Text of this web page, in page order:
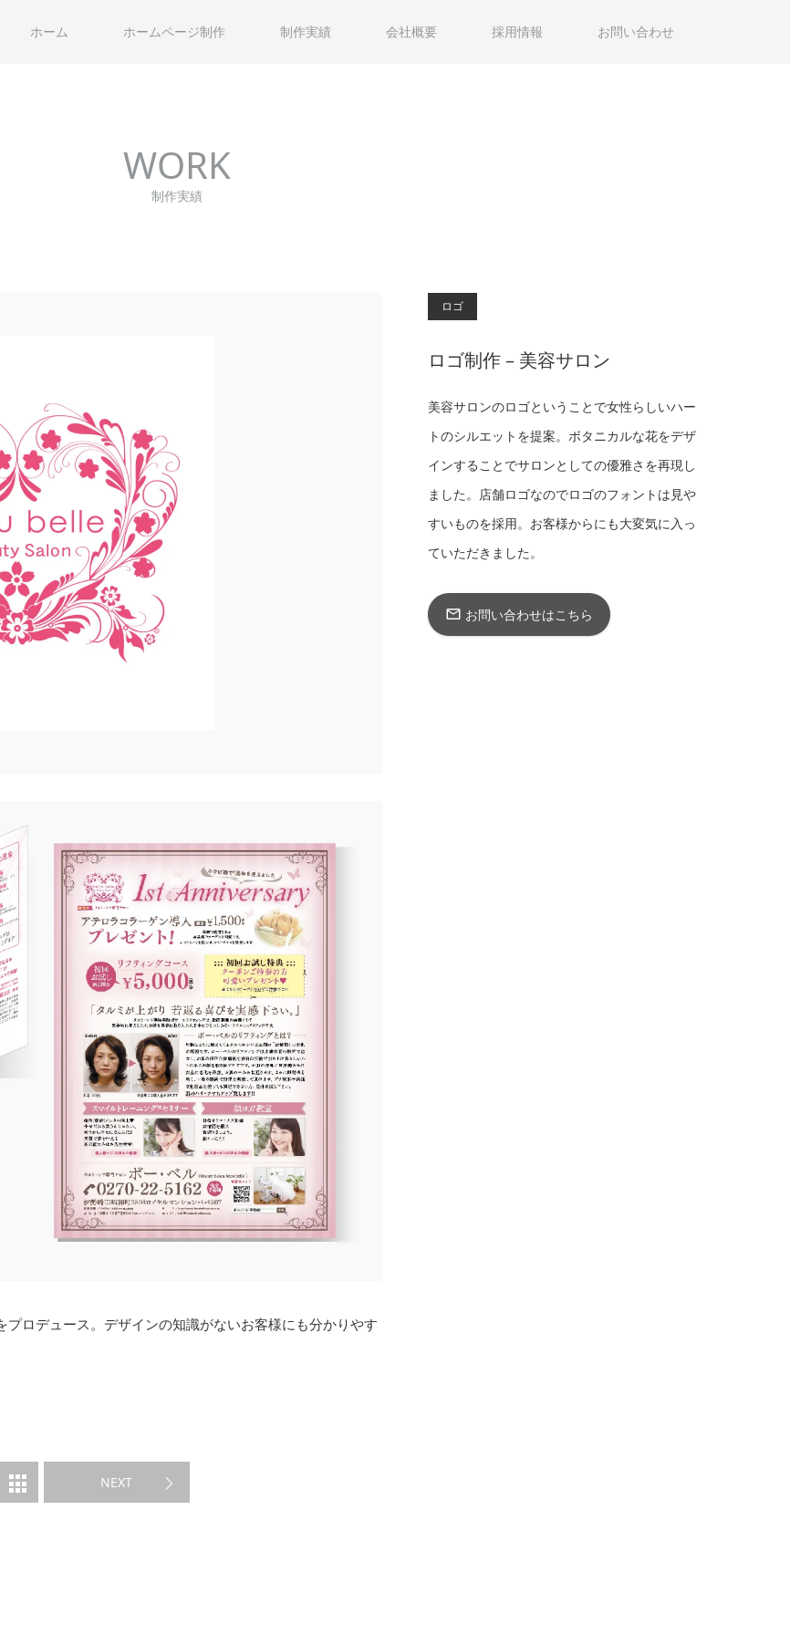
ホーム ホームページ制作 制作実績 会社概要 採用情報 お問い合わせ
WORK
制作実績
ロゴ
ロゴ制作 – 美容サロン
美容サロンのロゴということで女性らしいハー
トのシルエットを提案。ボタニカルな花をデザ
インすることでサロンとしての優雅さを再現し
ました。店舗ロゴなのでロゴのフォントは見や
すいものを採用。お客様からにも大変気に入っ
ていただきました。
お問い合わせはこちら
ロデュース。デザインの知識がないお客様にも分かりやす
NEXT